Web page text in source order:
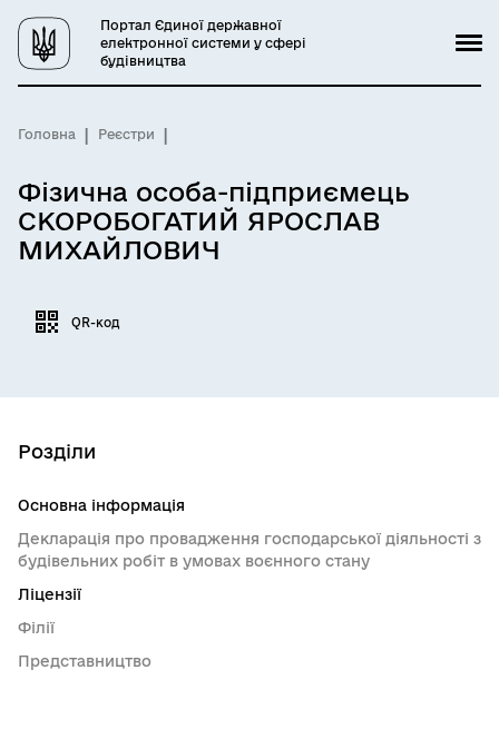
Портал Єдиної державної
електронної системи у сфері
будівництва
Головна Реєстри
Фізична особа-підприємець
СКОРОБОГАТИЙ ЯРОСЛАВ
МИХАЙЛОВИЧ
QR-код
Розділи
Основна інформація
Декларація про провадження господарської діяльності з
будівельних робіт в умовах воєнного стану
Ліцензії
Філії
Представництво